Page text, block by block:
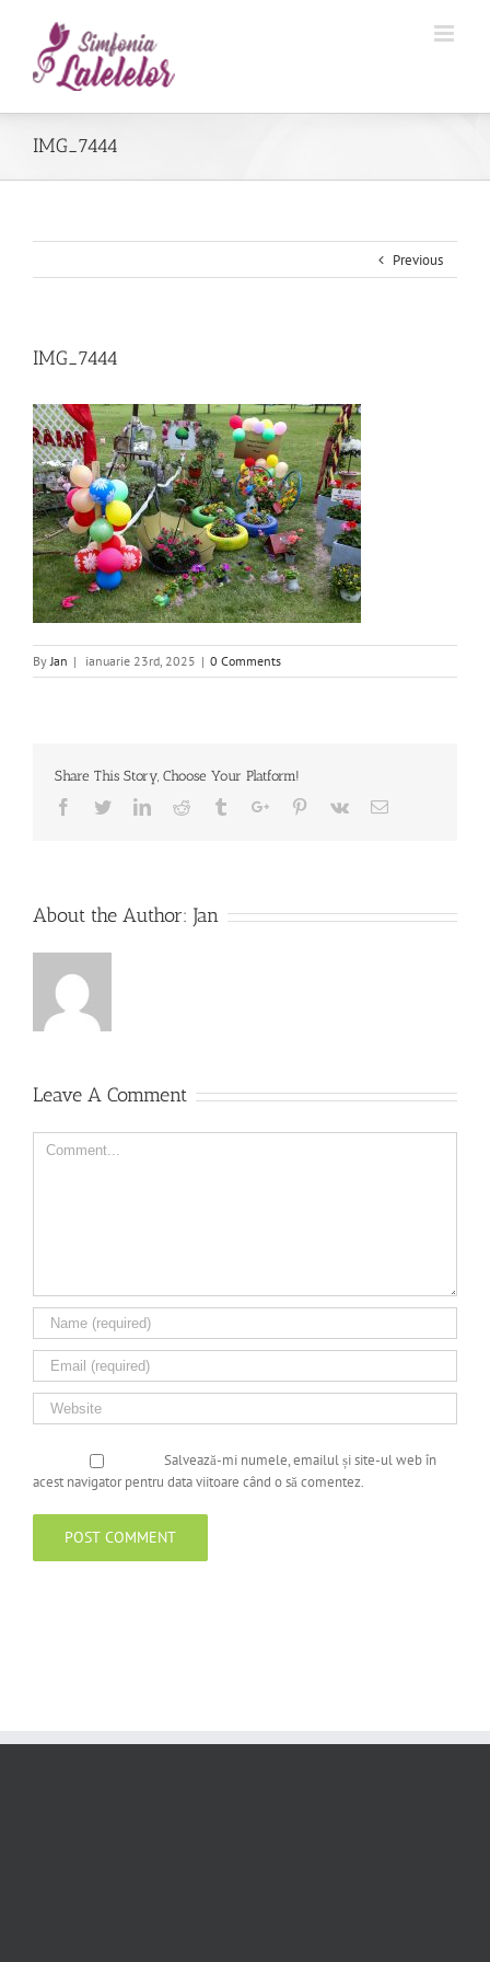
IMG_7444
Previous
IMG_7444
ByJan | ianuarie 23rd, 2025 | 0 Comments
Share This Story, Choose Your Platform!
Facebook
TwitterLinkedinReddit TumblrGoogle+Pinterest
Vk Email
About the Author: Jan
Leave A Comment
Comment
Salvează-mi numele, emailul și site-ul web în
acest navigator pentru data viitoare când o să comentez.